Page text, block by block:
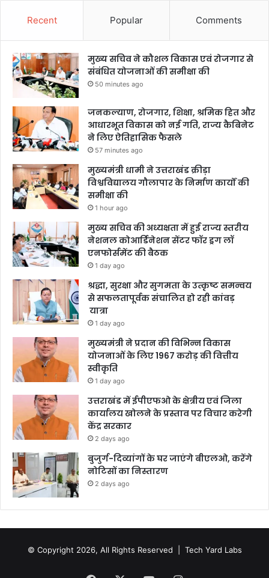
Recent Popular Comments
मुख्य सचिव ने कौशल विकास एवं रोजगार से
संबंधित योजनाओं की समीक्षा की
50 minutes ago
जनकल्याण, रोजगार, शिक्षा, श्रमिक हित और
आधारभूत विकास को नई गति, राज्य कैबिनेट
ने लिए ऐतिहासिक फैसले
57 minutes ago
मुख्यमंत्री धामी ने उत्तराखंड क्रीड़ा
विश्वविद्यालय गौलापार के निर्माण कार्यों की
समीक्षा की
1 hour ago
मुख्य सचिव की अध्यक्षता में हुई राज्य स्तरीय
नेशनल कोआर्डिनेशन सेंटर फॉर ड्रग लॉ
एनफोर्समेंट की बैठक
1 day ago
श्रद्धा, सुरक्षा और सुगमता के उत्कृष्ट समन्वय
से सफलतापूर्वक संचालित हो रही कांवड़
यात्रा
1 day ago
मुख्यमंत्री ने प्रदान की विभिन्न विकास
योजनाओं के लिए 1967 करोड़ की वित्तीय
स्वीकृति
1 day ago
उत्तराखंड में ईपीएफओ के क्षेत्रीय एवं जिला
कार्यालय खोलने के प्रस्ताव पर विचार करेगी
केंद्र सरकार
2 days ago
बुजुर्ग-दिव्यांगों के घर जाएंगे बीएलओ, करेंगे
नोटिसों का निस्तारण
2 days ago
© Copyright 2026, All Rights Reserved | Tech Yard Labs